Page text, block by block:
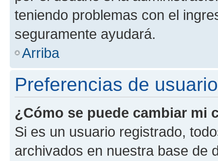
teniendo problemas con el
seguramente ayudará.
Arriba
Preferencias de
¿Cómo se puede cambiar mi
Si es un usuario registrado,
archivados en nuestra base de